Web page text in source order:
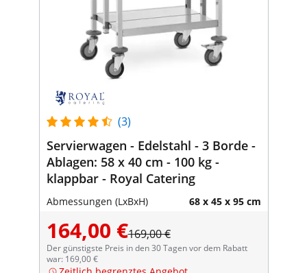
(3)
Servierwagen - Edelstahl - 3 Borde -
Ablagen: 58 x 40 cm - 100 kg -
klappbar - Royal Catering
Abmessungen (LxBxH) 68 x 45 x 95 cm
164,00 €169,00 €
Der günstigste Preis in den 30 Tagen vor dem Rabatt
war: 169,00 €